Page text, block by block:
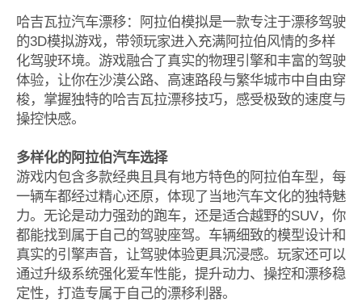
哈吉瓦拉汽车漂移：阿拉伯模拟是一款专注于漂移驾驶
的3D模拟游戏，带领玩家进入充满阿拉伯风情的多样
化驾驶环境。游戏融合了真实的物理引擎和丰富的驾驶
体验，让你在沙漠公路、高速路段与繁华城市中自由穿
梭，掌握独特的哈吉瓦拉漂移技巧，感受极致的速度与
操控快感。
多样化的阿拉伯汽车选择
游戏内包含多款经典且具有地方特色的阿拉伯车型，每
一辆车都经过精心还原，体现了当地汽车文化的独特魅
力。无论是动力强劲的跑车，还是适合越野的SUV，你
都能找到属于自己的驾驶座驾。车辆细致的模型设计和
真实的引擎声音，让驾驶体验更具沉浸感。玩家还可以
通过升级系统强化爱车性能，提升动力、操控和漂移稳
定性，打造专属于自己的漂移利器。